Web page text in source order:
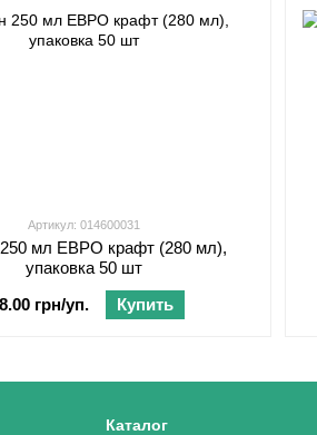
Артикул: 014600031
мл ЕВРО крафт (280 мл),
упаковка 50 шт
грн/уп.
Купить
Каталог